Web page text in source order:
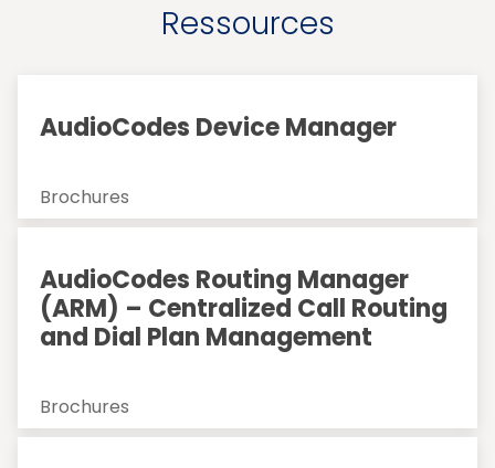
Ressources
AudioCodes Device Manager
Brochures
AudioCodes Routing Manager
(ARM) – Centralized Call Routing
and Dial Plan Management
Brochures